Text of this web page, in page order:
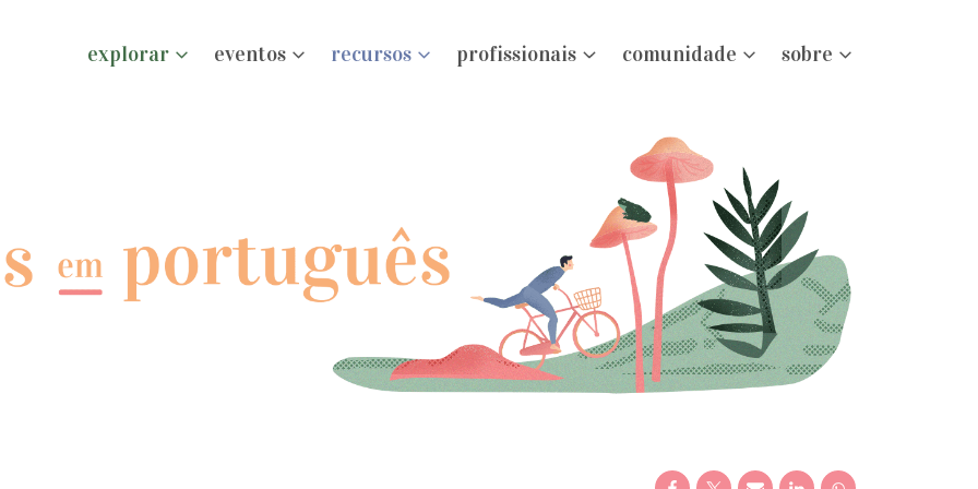
explorar eventos recursos profissionais comunidade sobre